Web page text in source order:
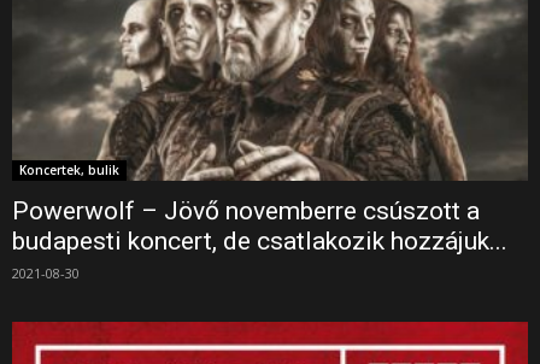
Koncertek, bulik
Powerwolf – Jövő novemberre csúszott a
budapesti koncert, de csatlakozik hozzájuk...
2021-08-30